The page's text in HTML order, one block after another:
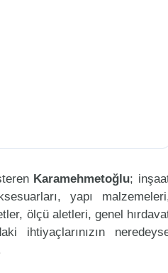
Karamehmetoğlu;
yapı
ölçü aletleri, genel
ihtiyaçlarınızın